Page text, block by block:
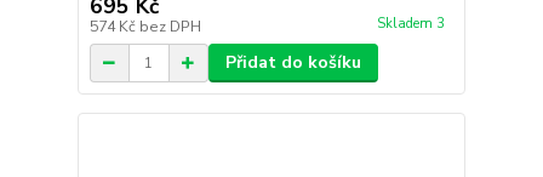
695 Kč
574 Kč bez DPH Skladem 3
Přidat do košíku